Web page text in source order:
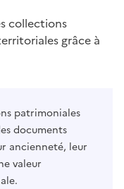
collections
grâce à
patrimoniales
documents
ancienneté, leur
valeur